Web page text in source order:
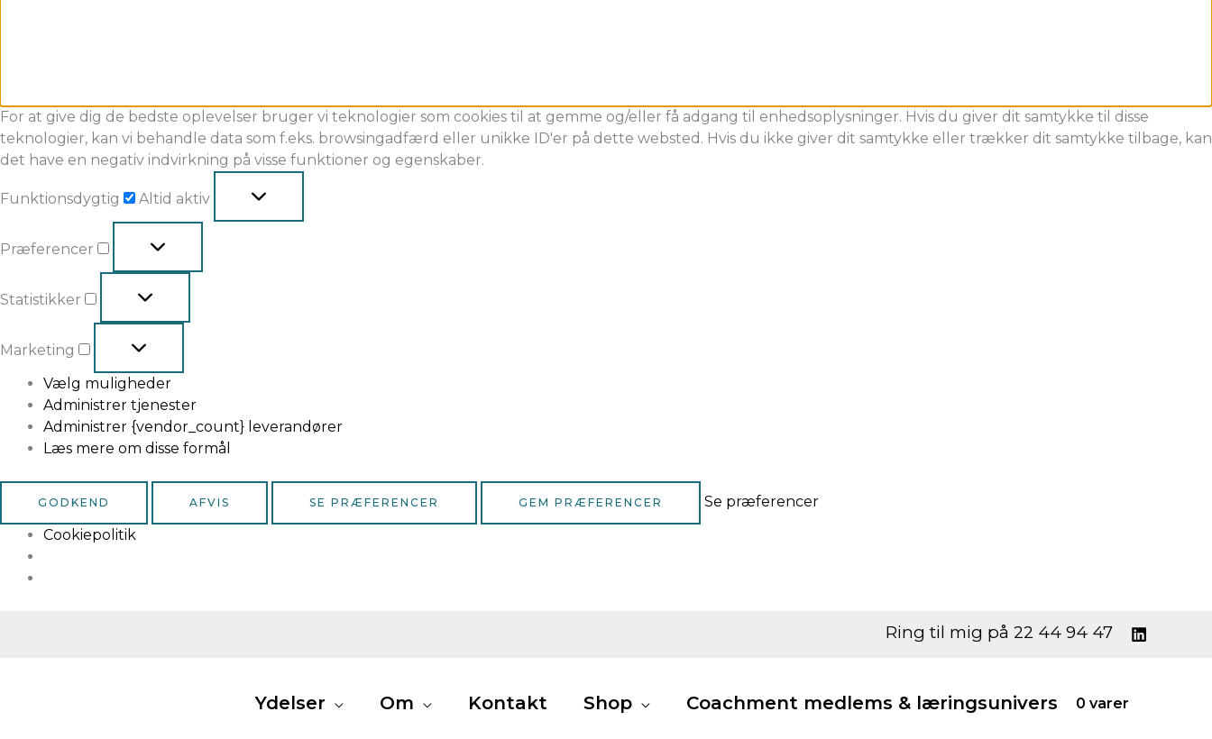
For at give dig de bedste oplevelser bruger vi teknologier som cookies til at gemme og/eller få adgang til enhedsoplysninger. Hvis du giver dit samtykke til disse
teknologier, kan vi behandle data som f.eks. browsingadfærd eller unikke ID'er på dette websted. Hvis du ikke giver dit samtykke eller trækker dit samtykke tilbage, kan
det have en negativ indvirkning på visse funktioner og egenskaber.
Funktionsdygtig Altid aktiv
Præferencer
Statistikker
Marketing
Vælg muligheder
Administrer tjenester
Administrer {vendor_count} leverandører
Læs mere om disse formål
GODKEND AFVIS SE PRÆFERENCER GEM PRÆFERENCER
Se præferencer
Cookiepolitik
Ring til mig på 22 44 94 47
Ydelser Om Kontakt Shop Coachment medlems & læringsunivers 0 varer